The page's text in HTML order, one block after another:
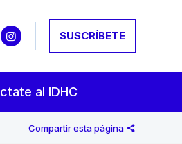
SUSCRÍBETE
al IDHC
Compartir esta página